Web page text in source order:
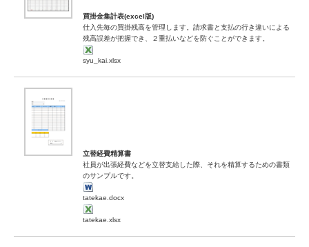
買掛金集計表(excel版)
仕入先毎の買掛残高を管理します。請求書と支払の行き違いによる
残高誤差が把握でき、２重払いなどを防ぐことができます。
syu_kai.xlsx
立替経費精算書
社員が出張経費などを立替支給した際、それを精算するための書類
のサンプルです。
tatekae.docx
tatekae.xlsx